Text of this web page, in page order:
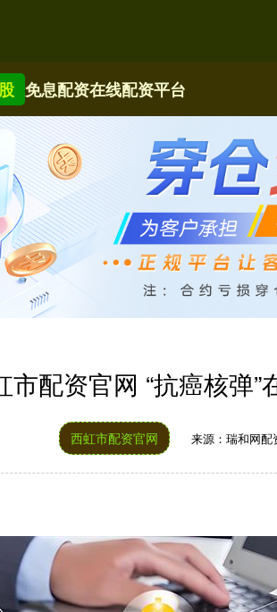
免息配资在线配资平台
市配资官网 “抗癌核弹
西虹市配资官网 来源：瑞和网配